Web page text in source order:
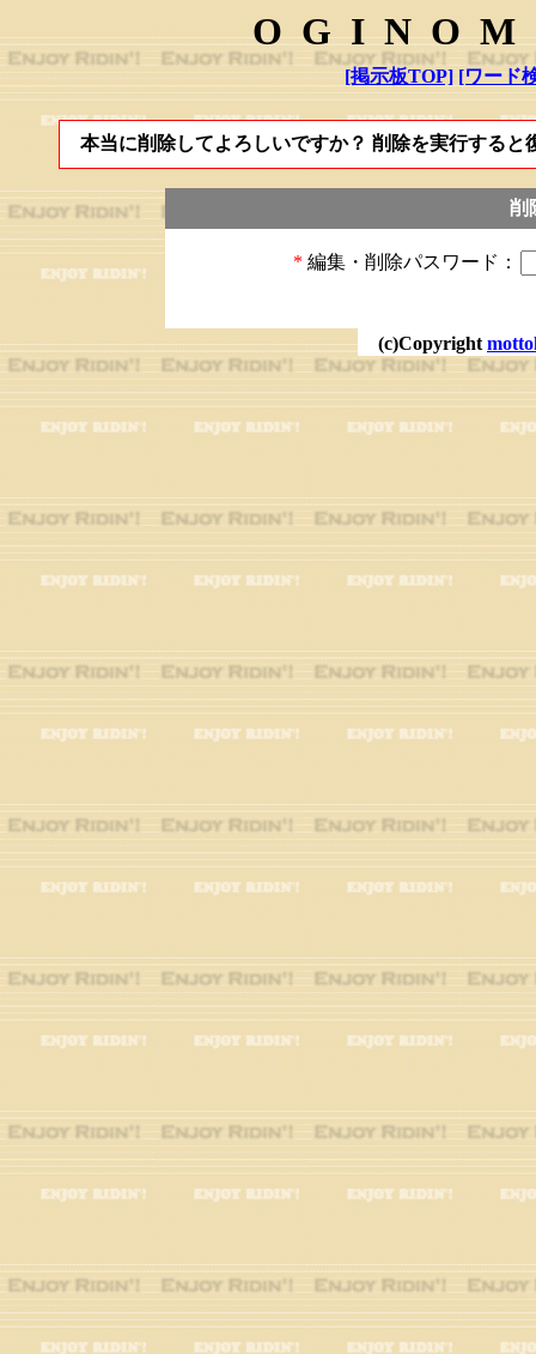
[掲示板TOP] [ワード
本当に削除してよろしいですか？ 削除を実行する
削
* 編集・削除パスワード：
(c)Copyright